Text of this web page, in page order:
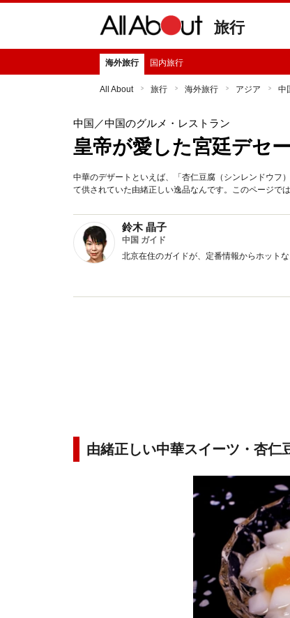
旅行
海外旅行 国内旅行
All About 旅行 海外旅行 アジア 中
中国 ／中国のグルメ・レストラン
皇帝が愛した宮廷デセ
中華のデザートといえば、「杏仁豆腐（シンレンドウフ
て供されていた由緒正しい逸品なんです。このページで
鈴木 晶子
中国 ガイド
北京在住のガイドが、定番情報からホット
由緒正しい中華スイーツ・杏仁